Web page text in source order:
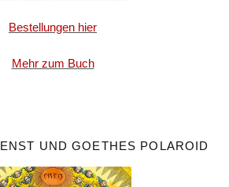
Bestellungen hier
Mehr zum Buch
UND GOETHES POLAROID